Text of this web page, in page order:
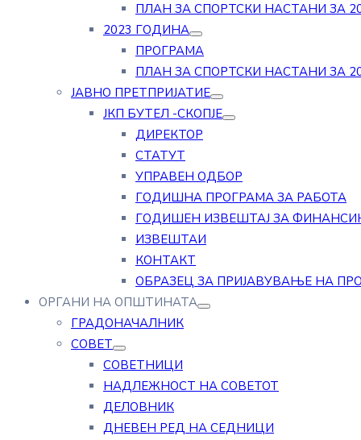
ПЛАН ЗА СПОРТСКИ НАСТАНИ ЗА
2023 ГОДИНА
ПРОГРАМА
ПЛАН ЗА СПОРТСКИ НАСТАНИ ЗА
ЈАВНО ПРЕТПРИЈАТИЕ
ЈКП БУТЕЛ -СКОПЈЕ
ДИРЕКТОР
СТАТУТ
УПРАВЕН ОДБОР
ГОДИШНА ПРОГРАМА ЗА РАБОТА
ГОДИШЕН ИЗВЕШТАЈ ЗА
ИЗВЕШТАИ
КОНТАКТ
ОБРАЗЕЦ ЗА ПРИЈАВУВАЊЕ НА
ОРГАНИ НА ОПШТИНАТА
ГРАДОНАЧАЛНИК
СОВЕТ
СОВЕТНИЦИ
НАДЛЕЖНОСТ НА СОВЕТОТ
ДЕЛОВНИК
ДНЕВЕН РЕД НА СЕДНИЦИ